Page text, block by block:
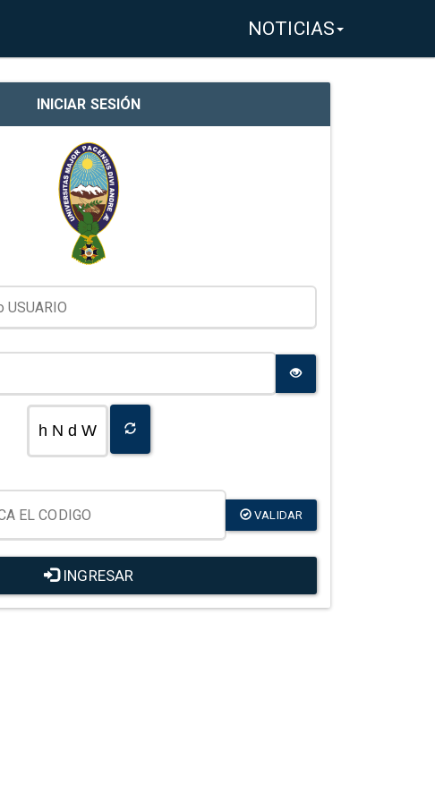
NOTICIAS
INICIAR SESIÓN
h N d W
VALIDAR
INGRESAR